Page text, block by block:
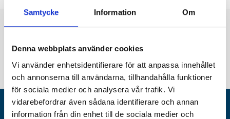
Samtycke Information Om
Denna webbplats använder cookies
Vi använder enhetsidentifierare för att anpassa innehållet
och annonserna till användarna, tillhandahålla funktioner
för sociala medier och analysera vår trafik. Vi
vidarebefordrar även sådana identifierare och annan
information från din enhet till de sociala medier och
NYHETSBREV